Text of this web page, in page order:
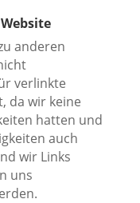
anderen
verlinkte
da wir keine
hatten und
auch
wir Links
uns